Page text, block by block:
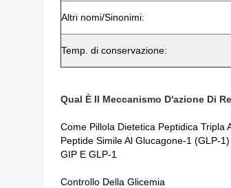
Altri nomi/Sinonimi:
Temp. di conservazione:
Qual È Il Meccanismo D'azione Di
Come Pillola Dietetica Peptidica Tripla
Peptide Simile Al Glucagone-1 (GLP-
GIP E GLP-1
Controllo Della Glicemia